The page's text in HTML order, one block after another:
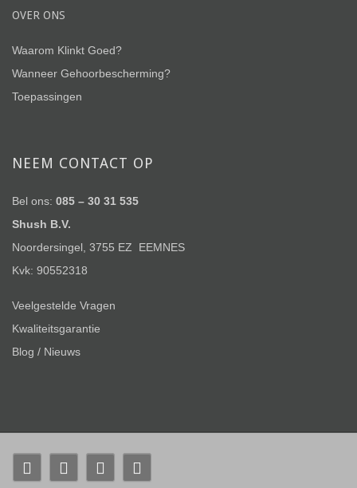
OVER ONS
Waarom Klinkt Goed?
Wanneer Gehoorbescherming?
Toepassingen
NEEM CONTACT OP
Bel ons: 085 – 30 31 535
Shush B.V.
Noordersingel, 3755 EZ EEMNES
Kvk: 90552318
Veelgestelde Vragen
Kwaliteitsgarantie
Blog / Nieuws